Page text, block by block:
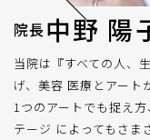
院長中野 陽
当院は『すべての人、
げ、美容 医療とアート
1つのアートでも捉え
テージ によってもさま